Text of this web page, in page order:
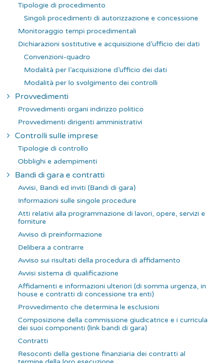
Tipologie di procedimento
Singoli procedimenti di autorizzazione e concessione
Monitoraggio tempi procedimentali
Dichiarazioni sostitutive e acquisizione d’ufficio dei dati
Convenzioni-quadro
Modalità per l’acquisizione d’ufficio dei dati
Modalità per lo svolgimento dei controlli
Provvedimenti
Provvedimenti organi indirizzo politico
Provvedimenti dirigenti amministrativi
Controlli sulle imprese
Tipologie di controllo
Obblighi e adempimenti
Bandi di gara e contratti
Avvisi, Bandi ed inviti (Bandi di gara)
Informazioni sulle singole procedure
Atti relativi alla programmazione di lavori, opere, servizi e
forniture
Avviso di preinformazione
Delibera a contrarre
Avviso sui risultati della procedura di affidamento
Avvisi sistema di qualificazione
Affidamenti e informazioni ulteriori (di somma urgenza, in
house e contratti di concessione tra enti)
Provvedimento che determina le esclusioni
Composizione della commissione giudicatrice e i curricula
dei suoi componenti (link bandi di gara)
Contratti
Resoconti della gestione finanziaria dei contratti al